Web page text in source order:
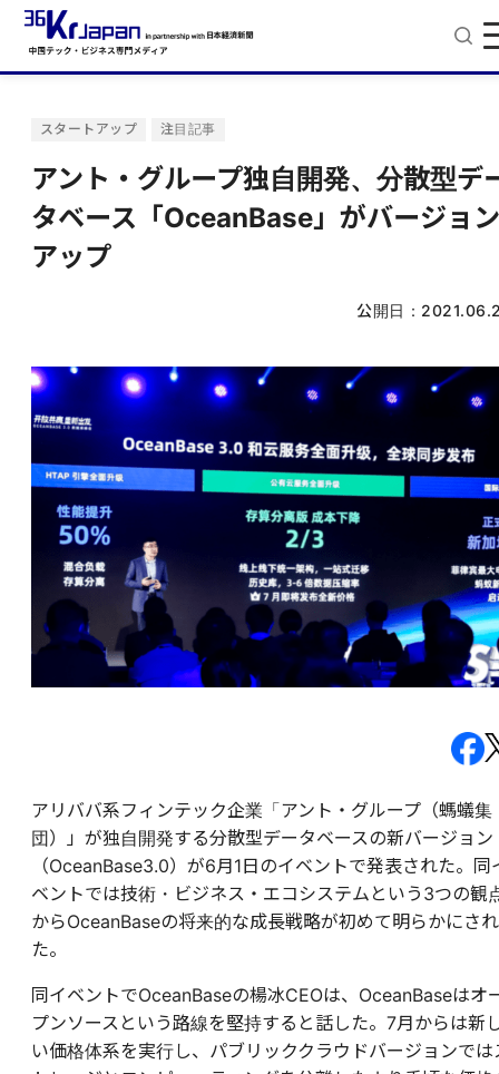
スタートアップ 注目記事
アント・グループ独自開発、分散型デ
タベース「OceanBase」がバージョン
アップ
公開日：
アリババ系フィンテック企業「アント・グループ（螞蟻集
団）」が独自開発する分散型データベースの新バージョン
（OceanBase3.0）が6月1日のイベントで発表された。同
ベントでは技術・ビジネス・エコシステムという3つの観
からOceanBaseの将来的な成長戦略が初めて明らかにされ
た。
同イベントでOceanBaseの楊冰CEOは、OceanBaseはオ
プンソースという路線を堅持すると話した。7月からは新
い価格体系を実行し、パブリッククラウドバージョンでは